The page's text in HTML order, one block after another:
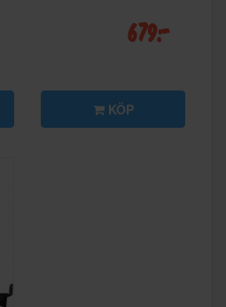
679:-
KÖP